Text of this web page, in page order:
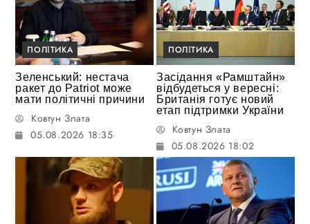
ПОЛІТИКА
Зеленський: нестача
ракет до Patriot може
мати політичні причини
Ковтун Злата
05.08.2026 18:35
ПОЛІТИКА
Засідання «Рамштайн»
відбудеться у вересні:
Британія готує новий
етап підтримки України
Ковтун Злата
05.08.2026 18:02